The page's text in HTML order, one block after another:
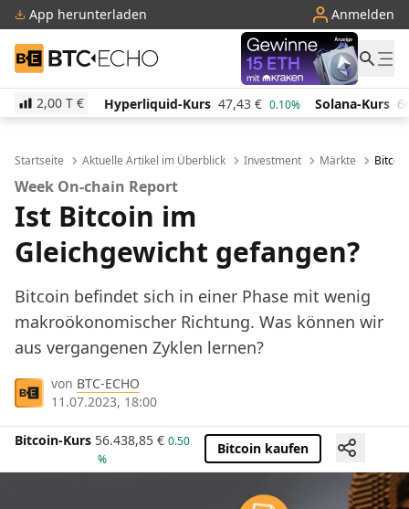
App herunterladen Anmelden
BTC-ECHO
2,00 T €
€ 0.10% Hyperliquid-Kurs 47,43 € 0.10% Solana-Kurs 66,57 €
Startseite Aktuelle Artikel im Überblick Investment Märkte
Week On-chain Report
Ist Bitcoin im
Gleichgewicht gefangen?
Bitcoin befindet sich in einer Phase mit wenig
makroökonomischer Richtung. Was können wir
aus vergangenen Zyklen lernen?
von BTC-ECHO
11.07.2023, 18:00
Bitcoin-Kurs 56.438,85 € 0.50
%
Bitcoin kaufen